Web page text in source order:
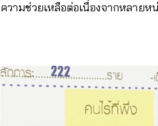
ความช่วยเหลือต่อเนื่องจากหลาย